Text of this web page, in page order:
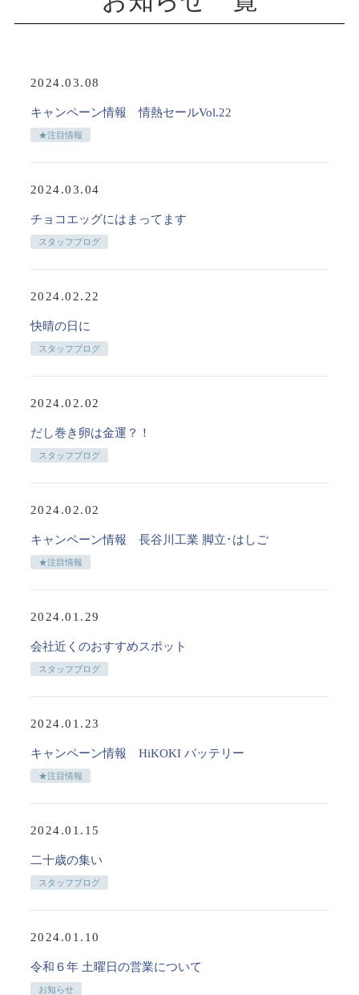
2024.03.08
キャンペーン情報 情熱セールVol.22
★注目情報
2024.03.04
チョコエッグにはまってます
スタッフブログ
2024.02.22
快晴の日に
スタッフブログ
2024.02.02
だし巻き卵は金運？！
スタッフブログ
2024.02.02
キャンペーン情報 長谷川工業 脚立･はしご
★注目情報
2024.01.29
会社近くのおすすめスポット
スタッフブログ
2024.01.23
キャンペーン情報 HiKOKI バッテリー
★注目情報
2024.01.15
二十歳の集い
スタッフブログ
2024.01.10
令和６年 土曜日の営業について
お知らせ